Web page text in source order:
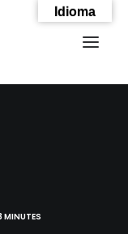
MINUTES
Idioma